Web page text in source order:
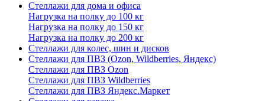
Стеллажи для дома и офиса
Нагрузка на полку до 100 кг
Нагрузка на полку до 150 кг
Нагрузка на полку до 200 кг
Стеллажи для колес, шин и дисков
Стеллажи для ПВЗ (Ozon, Wildberries, Яндекс)
Стеллажи для ПВЗ Ozon
Стеллажи для ПВЗ Wildberries
Стеллажи для ПВЗ Яндекс.Маркет